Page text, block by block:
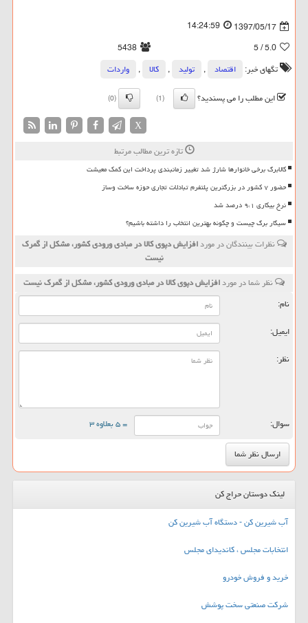
1397/05/17
14:24:59
5.0
/ 5
5438
تگهای خبر:
اقتصاد , تولید , كالا ,
واردات
این مطلب را می پسندید؟
(1)
(0)
X
تازه ترین مطالب مرتبط
کالابرگ برخی خانوارها شارژ شد تغییر زمانبندی پرداخت این کمک معیشت
حضور ۷ کشور در بزرگترین پلتفرم تبادلات تجاری حوزه ساخت وساز
نرخ بیکاری ۹،۱ درصد شد
سیگار برگ چیست و چگونه بهترین انتخاب را داشته باشیم؟
نظرات بینندگان در موردافزایش دپوی كالا در مبادی ورودی كشور، مشكل از گمرك
نیست
نظر شما در موردافزایش دپوی كالا در مبادی ورودی كشور، مشكل از گمرك نیست
نام:
ایمیل:
نظر:
سوال: = ۵ بعلاوه ۳
لینک دوستان حراج کن
آب شیرین کن - دستگاه آب شیرین کن
انتخابات مجلس ، کاندیدای مجلس
خرید و فروش خودرو
شرکت صنعتی سخت پوشش